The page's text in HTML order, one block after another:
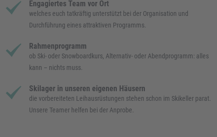
Engagiertes Team vor Ort
welches euch tatkräftig unterstützt bei der Organisation und
Durchführung eines attraktiven Programms.
Rahmenprogramm
ob Ski- oder Snowboardkurs, Alternativ- oder Abendprogramm: alles
kann – nichts muss.
Skilager in unseren eigenen Häusern
die vorbereiteten Leihausrüstungen stehen schon im Skikeller parat.
Unsere Teamer helfen bei der Anprobe.